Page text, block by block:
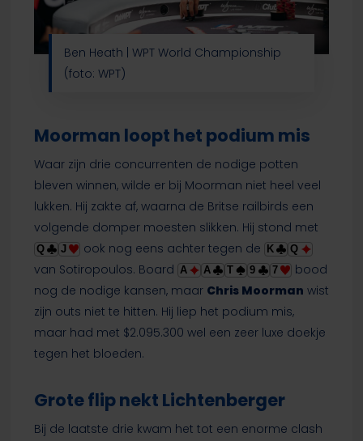
Ben Heath | WPT World Championship
(foto: WPT)
Moorman loopt het podium mis
Waar zijn drie concurrenten de nodige potten
bleven winnen, wilde er bij Moorman niet heel veel
lukken. Hij zakte af, waarna de Britse railbirds een
volgende domper moesten slikken. Hij stond met
Q J ook nog eens achter tegen de K Q
van Sotiropoulos. Board A A T 9 7
bood
nog de nodige kansen, maar Chris Moorman wist
zijn outs niet te hitten. Hij liep het podium mis,
maar had met $2.095.300 wel een zeer luxe doekje
tegen het bloeden.
Grote flip nekt Lichtenberger
Bij de laatste drie kwam het tot een enorme clash